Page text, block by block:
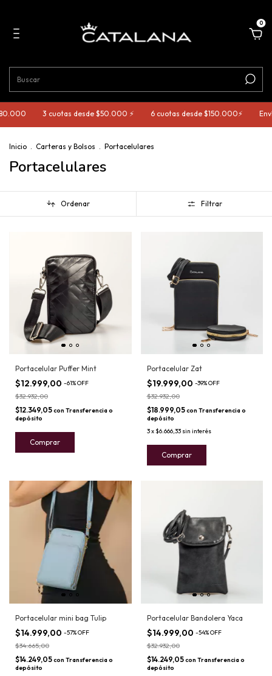
0
3 cuotas desde $50.000 ⚡️ 6 cuotas desde $150.000⚡️
Inicio . Carteras y Bolsos . Portacelulares
Portacelulares
Ordenar Filtrar
Portacelular Puffer Mint
$12.999,00 -61%OFF
$32.932,00
$12.349,05con Transferencia o
depósito
Comprar
Portacelular Zat
$19.999,00 -39%OFF
$32.932,00
$18.999,05con Transferencia o
depósito
3x$6.666,33 sin interés
Comprar
Portacelular mini bag Tulip
$14.999,00 -57%OFF
$34.665,00
$14.249,05con Transferencia o
depósito
Portacelular Bandolera Yaca
$14.999,00 -54%OFF
$32.932,00
$14.249,05con Transferencia o
depósito